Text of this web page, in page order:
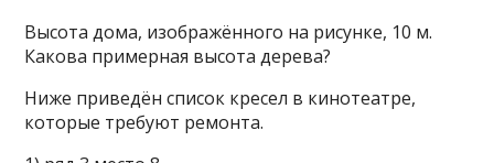
Высота дома, изображённого на рисунке, 10 м.
Какова примерная высота дерева?
Ниже приведён список кресел в кинотеатре,
которые требуют ремонта.